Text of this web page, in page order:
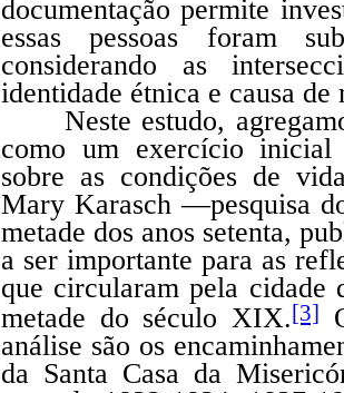
documentação permite
essas pessoas foram
considerando as
identidade étnica e causa
Neste estudo,
como um exercício inicial
sobre as condições de
Mary Karasch —pesquisa
metade dos anos setenta,
a ser importante para as
que circularam pela cidade
metade do século XIX.[3]
análise são os
da Santa Casa da